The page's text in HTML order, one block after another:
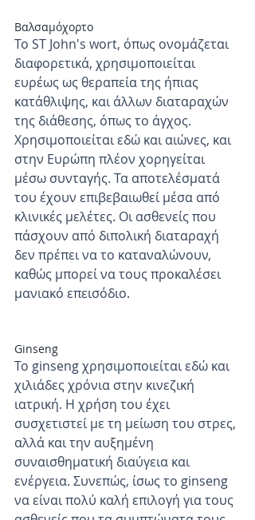
Βαλσαμόχορτο
Το ST John's wort, όπως ονομάζεται
διαφορετικά, χρησιμοποιείται
ευρέως ως θεραπεία της ήπιας
κατάθλιψης, και άλλων διαταραχών
της διάθεσης, όπως το άγχος.
Χρησιμοποιείται εδώ και αιώνες, και
στην Ευρώπη πλέον χορηγείται
μέσω συνταγής. Τα αποτελέσματά
του έχουν επιβεβαιωθεί μέσα από
κλινικές μελέτες. Οι ασθενείς που
πάσχουν από διπολική διαταραχή
δεν πρέπει να το καταναλώνουν,
καθώς μπορεί να τους προκαλέσει
μανιακό επεισόδιο.
Ginseng
Το ginseng χρησιμοποιείται εδώ και
χιλιάδες χρόνια στην κινεζική
ιατρική. Η χρήση του έχει
συσχετιστεί με τη μείωση του στρες,
αλλά και την αυξημένη
συναισθηματική διαύγεια και
ενέργεια. Συνεπώς, ίσως το ginseng
να είναι πολύ καλή επιλογή για τους